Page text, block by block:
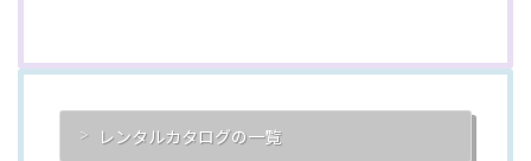
レンタルカタログの一覧